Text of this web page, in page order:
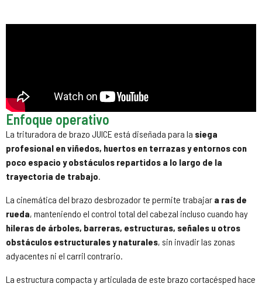
Enfoque operativo
La trituradora de brazo JUICE está diseñada para la siega
profesional en viñedos, huertos en terrazas y entornos con
poco espacio y obstáculos repartidos a lo largo de la
trayectoria de trabajo.
La cinemática del brazo desbrozador te permite trabajar a ras de
rueda, manteniendo el control total del cabezal incluso cuando hay
hileras de árboles, barreras, estructuras, señales u otros
obstáculos estructurales y naturales, sin invadir las zonas
adyacentes ni el carril contrario.
La estructura compacta y articulada de este brazo cortacésped hace